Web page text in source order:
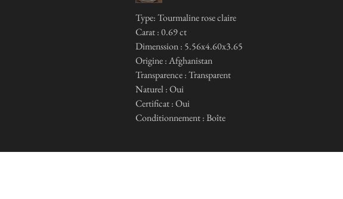
Type: Tourmaline rose claire
Carat : 0.69 ct
Dimenssion : 5.56x4.60x3.65
Origine : Afghanistan
Transparence : Transparent
Naturel : Oui
Certificat : Oui
Conditionnement : Boîte